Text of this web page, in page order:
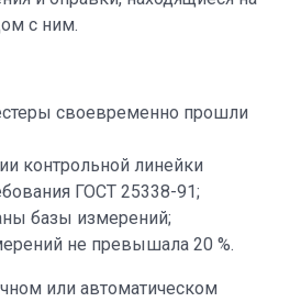
с ним.
своевременно прошли
контрольной линейки
ГОСТ 25338-91;
базы измерений;
не превышала 20 %.
или автоматическом